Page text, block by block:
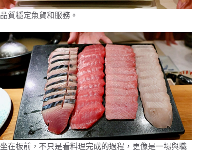
品質穩定魚貨和服務。
坐在板前，不只是看料理完成的過程，更像是一場與職